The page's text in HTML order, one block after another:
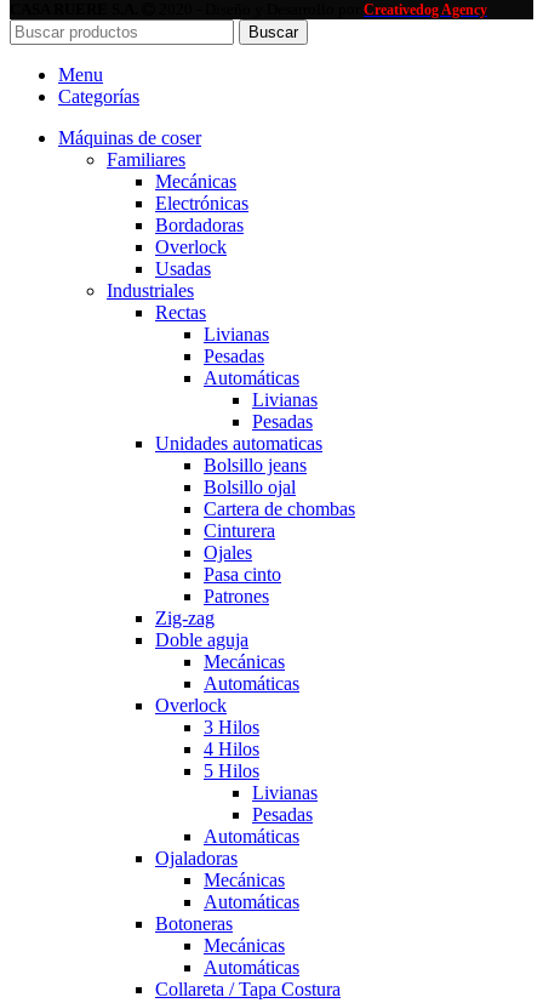
Creativedog Agency
Buscar
Menu
Categorías
Máquinas de coser
Familiares
Mecánicas
Electrónicas
Bordadoras
Overlock
Usadas
Industriales
Rectas
Livianas
Pesadas
Automáticas
Livianas
Pesadas
Unidades automaticas
Bolsillo jeans
Bolsillo ojal
Cartera de chombas
Cinturera
Ojales
Pasa cinto
Patrones
Zig-zag
Doble aguja
Mecánicas
Automáticas
Overlock
3 Hilos
4 Hilos
5 Hilos
Livianas
Pesadas
Automáticas
Ojaladoras
Mecánicas
Automáticas
Botoneras
Mecánicas
Automáticas
Collareta / Tapa Costura